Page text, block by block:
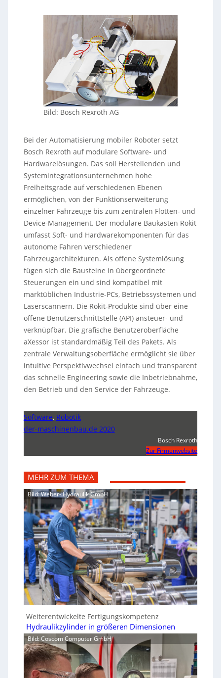
Bild: Bosch Rexroth AG
Bei der Automatisierung mobiler Roboter setzt
Bosch Rexroth auf modulare Software- und
Hardwarelösungen. Das soll Herstellenden und
Systemintegrationsunternehmen hohe
Freiheitsgrade auf verschiedenen Ebenen
ermöglichen, von der Funktionserweiterung
einzelner Fahrzeuge bis zum zentralen Flotten- und
Device-Management. Der modulare Baukasten Rokit
umfasst Soft- und Hardwarekomponenten für das
autonome Fahren verschiedener
Fahrzeugarchitekturen. Als offene Systemlösung
fügen sich die Bausteine in übergeordnete
Steuerungen ein und sind kompatibel mit
marktüblichen Industrie-PCs, Betriebssystemen und
Laserscannern. Die Rokit-Produkte sind über eine
offene Benutzerschnittstelle (API) ansteuer- und
verknüpfbar. Die grafische Benutzeroberfläche
aXessor ist standardmäßig Teil des Pakets. Als
zentrale Verwaltungsoberfläche ermöglicht sie über
intuitive Perspektivwechsel einfach und transparent
das schnelle Engineering sowie die Inbetriebnahme,
den Betrieb und den Service der Fahrzeuge.
Software, Robotik
der-maschinenbau.de 2020
Bosch Rexroth
Zur Firmenwebsite
MEHR ZUM THEMA
Bild: Weber- Hydraulik GmbH
Weiterentwickelte Fertigungskompetenz
Hydraulikzylinder in größeren Dimensionen
Bild: Coscom Computer GmbH